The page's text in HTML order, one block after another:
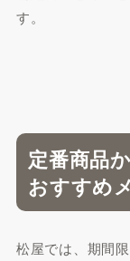
す。
定番商品
おすすめ
松屋では、期間